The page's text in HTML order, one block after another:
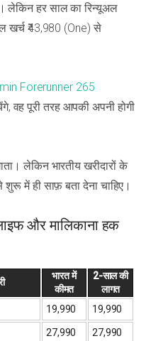
लेकिन हर साल का रिन्यूअल
खर्च ₹43,980 (One) से
Forerunner 265
वह पूरी तरह आपकी अपनी होगी
लेकिन भारतीय खरीदारों के
में ही साफ़ बता देना चाहिए।
और मालिकाना हक
भारत में
कीमत
2-साल की
लागत
₹19,990 ₹19,990
₹27,990 ₹27,990